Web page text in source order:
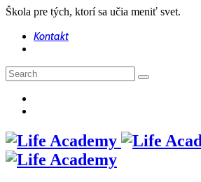
Škola pre tých, ktorí sa učia meniť svet.
Kontakt